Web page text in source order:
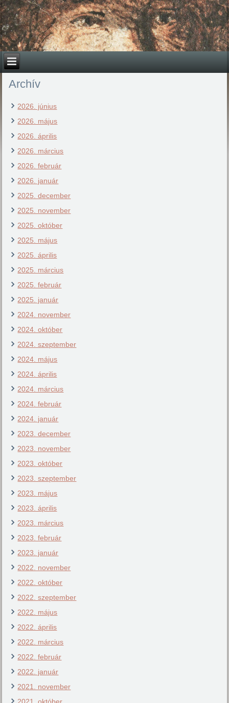
Archív
2026. június
2026. május
2026. április
2026. március
2026. február
2026. január
2025. december
2025. november
2025. október
2025. május
2025. április
2025. március
2025. február
2025. január
2024. november
2024. október
2024. szeptember
2024. május
2024. április
2024. március
2024. február
2024. január
2023. december
2023. november
2023. október
2023. szeptember
2023. május
2023. április
2023. március
2023. február
2023. január
2022. november
2022. október
2022. szeptember
2022. május
2022. április
2022. március
2022. február
2022. január
2021. november